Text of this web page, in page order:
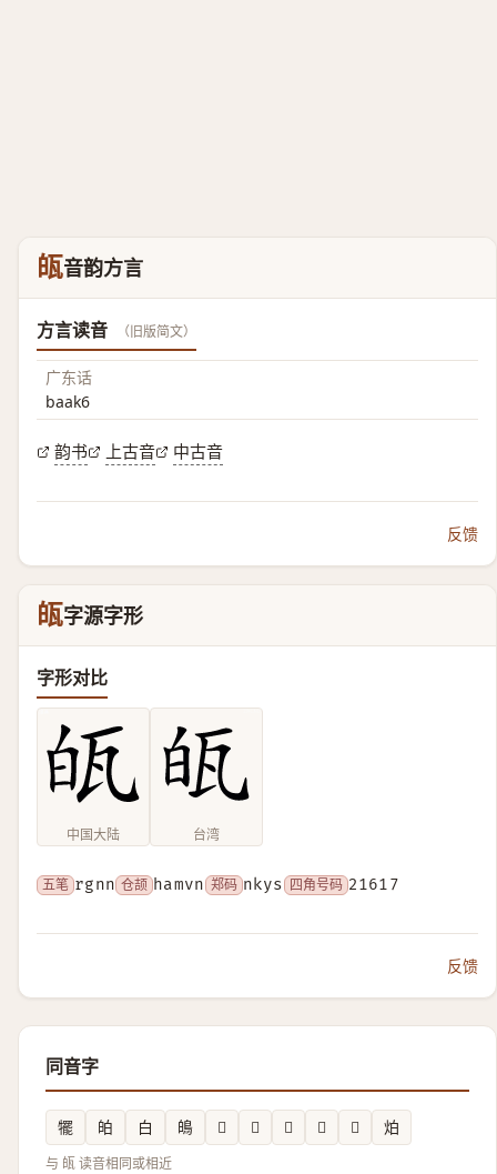
㼟音韵方言
方言读音 （旧版简文）
广东话
baak6
韵书 上古音 中古音
反馈
㼟字源字形
字形对比
中国大陆 台湾
五笔 rgnn 仓颉 hamvn 郑码 nkys 四角号码 21617
反馈
同音字
犤 㿟 白 䳆 𪞜 𪽼 𡛳 𡊚 𥬝 𤇢
与 㼟 读音相同或相近